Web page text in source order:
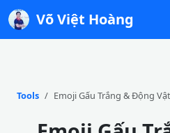
Võ Việt Hoàng
Tools Emoji Gấu Trắng & Động